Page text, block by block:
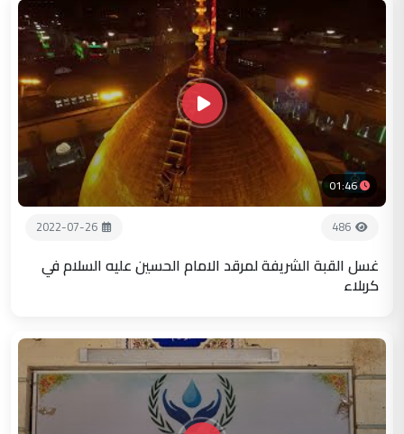
01:46
486
2022-07-26
غسل القبة الشريفة لمرقد الامام الحسين عليه السلام في
كربلاء